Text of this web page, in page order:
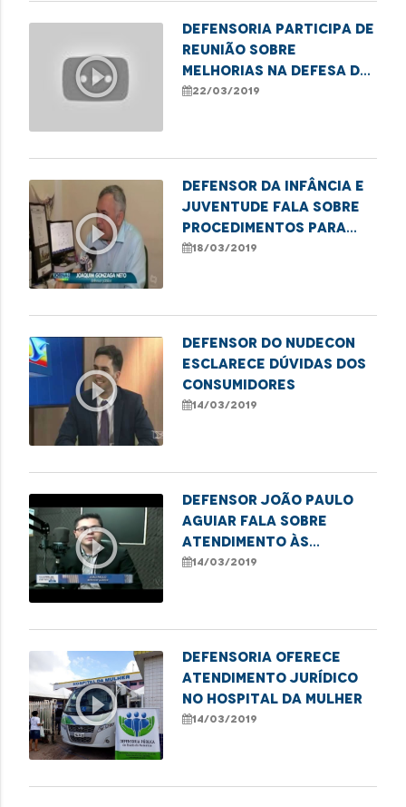
play_circle_outline
Defensoria participa de
reunião sobre
melhorias na defesa do
consumidor
22/03/2019
play_circle_outline
Defensor da Infância e
Juventude fala sobre
procedimentos para
denúncias em casos de
18/03/2019
play_circle_outline
Defensor do Nudecon
esclarece dúvidas dos
consumidores
14/03/2019
play_circle_outline
Defensor João Paulo
Aguiar fala sobre
atendimento às
mulheres vítimas de
14/03/2019
play_circle_outline
Defensoria oferece
atendimento jurídico
no Hospital da Mulher
14/03/2019